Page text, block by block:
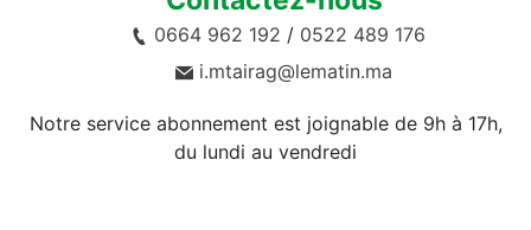
0664 962 192 / 0522 489 176
i.mtairag@lematin.ma
Notre service abonnement est joignable de 9h à 17h,
du lundi au vendredi